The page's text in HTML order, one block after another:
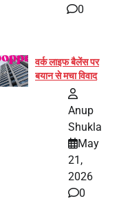
0
वर्क लाइफ बैलेंस पर
बयान से मचा विवाद
Anup
Shukla
May
21,
2026
0